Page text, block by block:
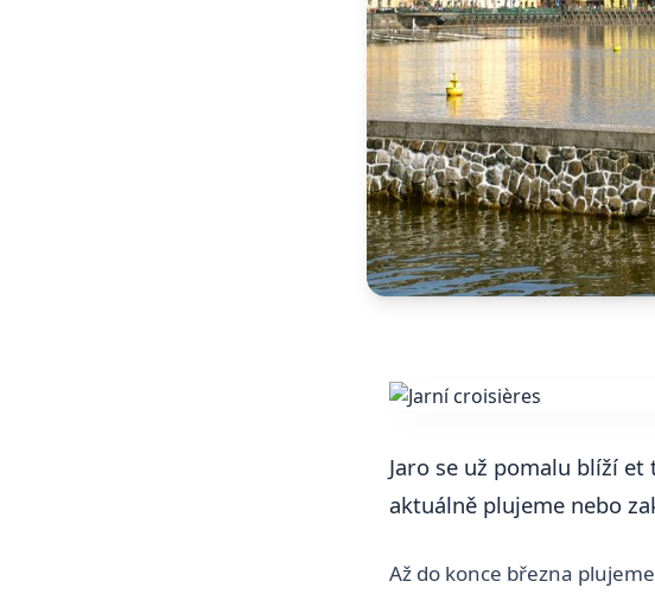
Jaro se už pomalu blíží et
aktuálně plujeme nebo
Až do konce března